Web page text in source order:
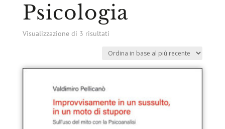
Psicologia
Visualizzazione di 3 risultatiOrdina
base
al